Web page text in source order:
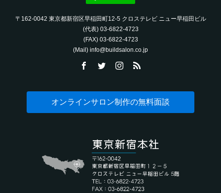
〒162-0042 東京都新宿区早稲田町12-5 クロステレビ ニュー早稲田ビル
(代表) 03-6822-4723‬
(FAX) 03-6822-4723‬
(Mail) info@buildsalon.co.jp
オンラインサロン制作の無料面談